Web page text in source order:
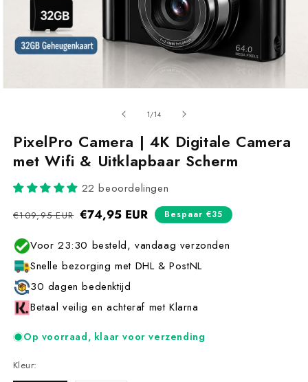
1/van
14
PixelPro Camera | 4K Digitale Camera
met Wifi & Uitklapbaar Scherm
22 beoordelingen
Normale
€109,95 EUR Aanbiedingsprijs
€74,95 EUR Bespaar €35
Voor 23:30 besteld, vandaag verzonden
Snelle bezorging met DHL & PostNL
30 dagen bedenktijd
Betaal veilig en achteraf met Klarna
Op voorraad, klaar voor verzending
Kleur: